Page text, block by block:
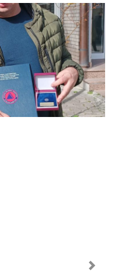
u stambenom